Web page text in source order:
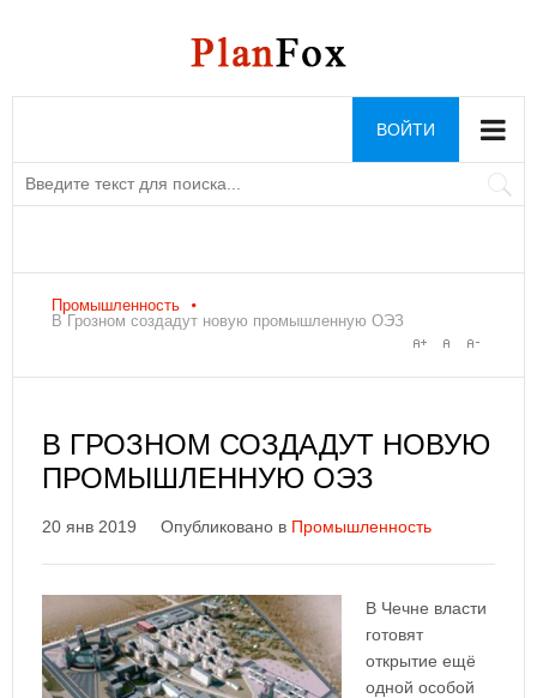
ВОЙТИ
Промышленность
В Грозном создадут новую промышленную ОЭЗ
В ГРОЗНОМ СОЗДАДУТ НОВУЮ
ПРОМЫШЛЕННУЮ ОЭЗ
20 янв 2019 Опубликовано в Промышленность
В Чечне власти
готовят
открытие ещё
одной особой